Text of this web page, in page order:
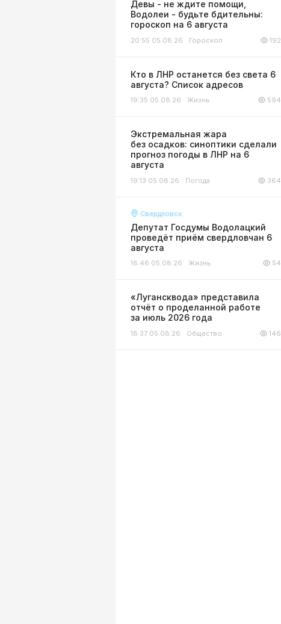
Девы - не ждите помощи,
Водолеи - будьте бдительны:
гороскоп на 6 августа
20:55 05.08.26 Гороскоп 192
Кто в ЛНР останется без света 6
августа? Список адресов
19:35 05.08.26 Жизнь 594
Экстремальная жара
без осадков: синоптики сделали
прогноз погоды в ЛНР на 6
августа
19:13 05.08.26 Погода 364
Свердловск
Депутат Госдумы Водолацкий
проведёт приём свердловчан 6
августа
18:46 05.08.26 Жизнь 54
«Лугансквода» представила
отчёт о проделанной работе
за июль 2026 года
18:37 05.08.26 Общество 146